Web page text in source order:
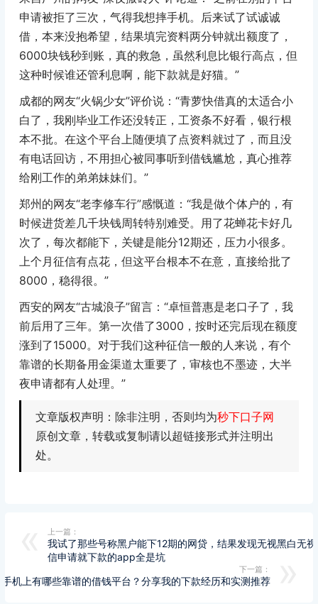
申请被拒了三次，气得我想摔手机。后来试了试诚诚
借，本来没抱希望，结果填完资料两分钟就出额度了，
6000块钱秒到账，真的救急，虽然利息比银行高点，但
这种时候谁还管利息啊，能下款就是好猫。”
成都的网友“火锅少女”评价说：“青萝快借真的太适合小
白了，我刚毕业工作还没转正，工资条不好看，银行根
本不批。在这个平台上随便填了点资料就过了，而且没
有电话回访，不用担心被同事听到借钱尴尬，真心推荐
给刚工作的弟弟妹妹们。”
郑州的网友“老李修车行”感慨道：“我是做个体户的，有
时候进货差几千块钱周转特别难受。用了花蝉花卡好几
次了，每次都能下，关键是能分12期还，压力小很多。
上个月征信有点花，但这平台根本不在意，直接给批了
8000，稳得很。”
西安的网友“古城浪子”留言：“卓恒普惠是老口子了，我
前后用了三年。第一次借了3000，按时还完后现在额度
涨到了15000。对于我们这种征信一般的人来说，有个
靠谱的长期备用金渠道太重要了，审核也不墨迹，大半
夜申请都有人处理。”
文章版权声明：除非注明，否则均为秒下口子网
原创文章，转载或复制请以超链接形式并注明出
处。
上一篇：
我试了那些号称黑户能下12期的网贷，结果发现无视黑白无
信申请就下款的app全是坑
下一篇：
手机上有哪些靠谱的借钱平台？分享我的下款经历和实测推荐